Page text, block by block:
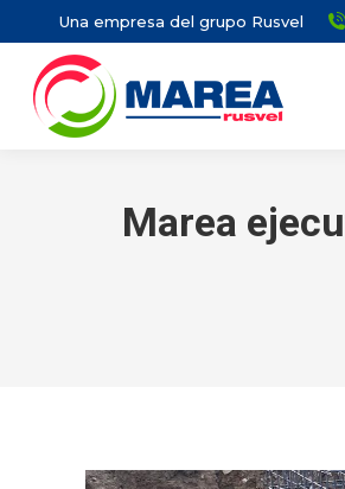
Una empresa del grupo Rusvel
Marea